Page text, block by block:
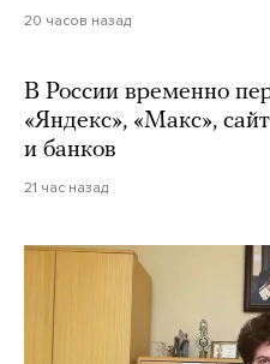
20 часов назад
В России временно
«Яндекс», «Макс»,
и банков
21 час назад